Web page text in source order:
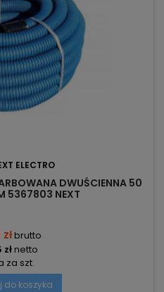
ELECTRO
DWUŚCIENNA 50
5367803 NEXT
brutto
netto
za szt.
do koszyka